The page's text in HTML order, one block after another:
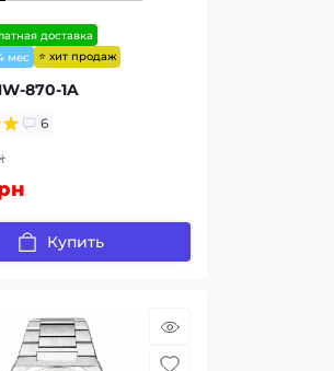
доставка
мес
⭐ хит продаж
870-1A
6
Купить